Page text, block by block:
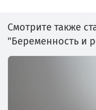
Смотрите также
"Беременность и